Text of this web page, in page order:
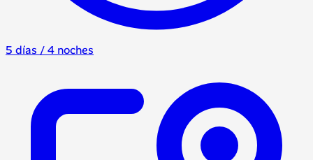
5 días / 4 noches